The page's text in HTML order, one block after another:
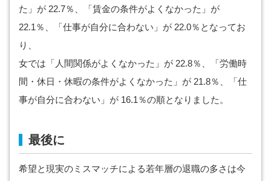
た」が 22.7％、「賃金の条件がよくなかった」が
22.1％、「仕事が自分に合わない」が 22.0％となってお
り、
女では「人間関係がよくなかった」が 22.8％、「労働時
間・休日・休暇の条件がよくなかった」が 21.8％、「仕
事が自分に合わない」が 16.1％の順となりました。
最後に
希望と現実のミスマッチによる若年層の退職の多さは今